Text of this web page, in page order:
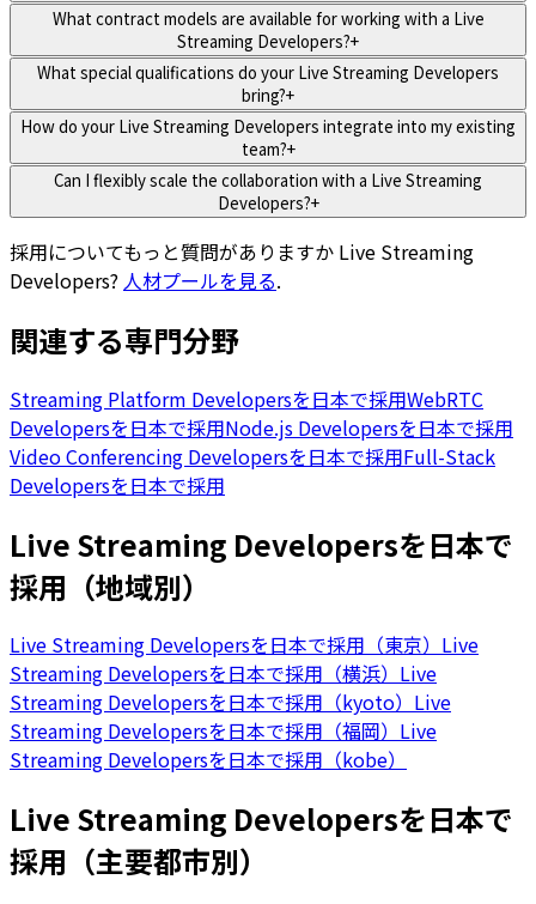
What contract models are available for working with a Live
Streaming Developers?+
What special qualifications do your Live Streaming Developers
bring?+
How do your Live Streaming Developers integrate into my existing
team?+
Can I flexibly scale the collaboration with a Live Streaming
Developers?+
採用についてもっと質問がありますか Live Streaming
Developers? 人材プールを見る.
関連する専門分野
Streaming Platform Developersを日本で採用WebRTC
Developersを日本で採用Node.js Developersを日本で採用
Video Conferencing Developersを日本で採用Full-Stack
Developersを日本で採用
Live Streaming Developersを日本で
採用（地域別）
Live Streaming Developersを日本で採用（東京） Live
Streaming Developersを日本で採用（横浜） Live
Streaming Developersを日本で採用（kyoto） Live
Streaming Developersを日本で採用（福岡） Live
Streaming Developersを日本で採用（kobe）
Live Streaming Developersを日本で
採用（主要都市別）